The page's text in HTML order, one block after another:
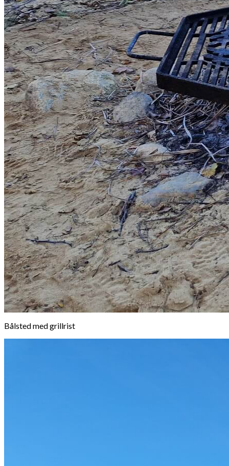
Bålsted med grillrist